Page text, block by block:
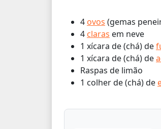
4 ovos (gemas
4 claras em neve
1 xícara de (chá) de
1 xícara de (chá) de
Raspas de limão
1 colher de (chá) de